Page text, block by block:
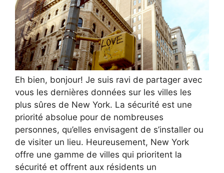
Eh bien, bonjour! Je suis ravi de partager avec
vous les dernières données sur les villes les
plus sûres de New York. La sécurité est une
priorité absolue pour de nombreuses
personnes, qu’elles envisagent de s’installer ou
de visiter un lieu. Heureusement, New York
offre une gamme de villes qui prioritent la
sécurité et offrent aux résidents un